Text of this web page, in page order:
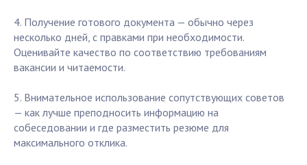
4. Получение готового документа — обычно через
несколько дней, с правками при необходимости.
Оценивайте качество по соответствию требованиям
вакансии и читаемости.
5. Внимательное использование сопутствующих советов
— как лучше преподносить информацию на
собеседовании и где разместить резюме для
максимального отклика.